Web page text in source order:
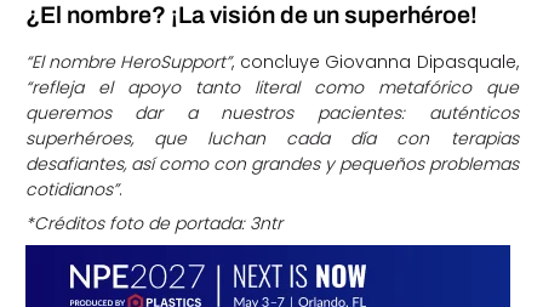
¿El nombre? ¡La visión de un superhéroe!
“El nombre HeroSupport”, concluye Giovanna Dipasquale,
“refleja el apoyo tanto literal como metafórico que
queremos dar a nuestros pacientes: auténticos
superhéroes, que luchan cada día con terapias
desafiantes, así como con grandes y pequeños problemas
cotidianos”.
*Créditos foto de portada: 3ntr